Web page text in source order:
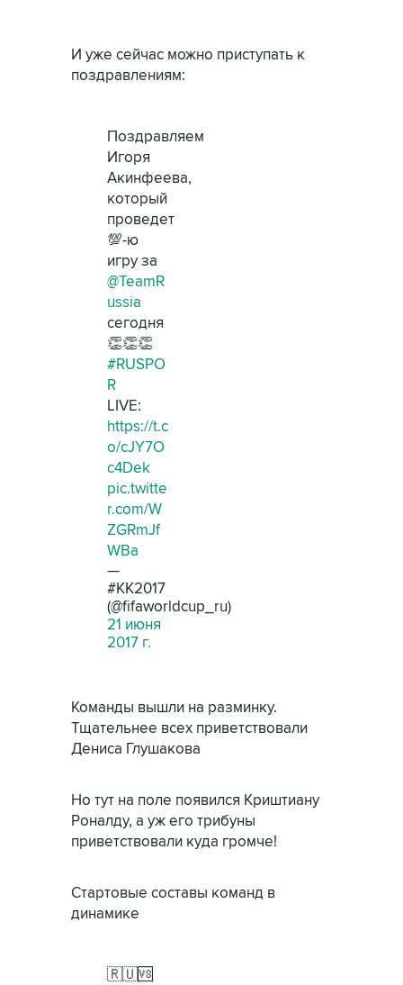
И уже сейчас можно приступать к
поздравлениям:
Поздравляем
Игоря
Акинфеева,
который
проведет
💯-ю
игру за
@TeamR
ussia
сегодня
👏👏👏
#RUSPO
R
LIVE:
https://t.c
o/cJY7O
c4Dek
pic.twitte
r.com/W
ZGRmJf
WBa
—
#КК2017
(@fifaworldcup_ru)
21 июня
2017 г.
Команды вышли на разминку.
Тщательнее всех приветствовали
Дениса Глушакова
Но тут на поле появился Криштиану
Роналду, а уж его трибуны
приветствовали куда громче!
Стартовые составы команд в
динамике
🇷🇺🆚